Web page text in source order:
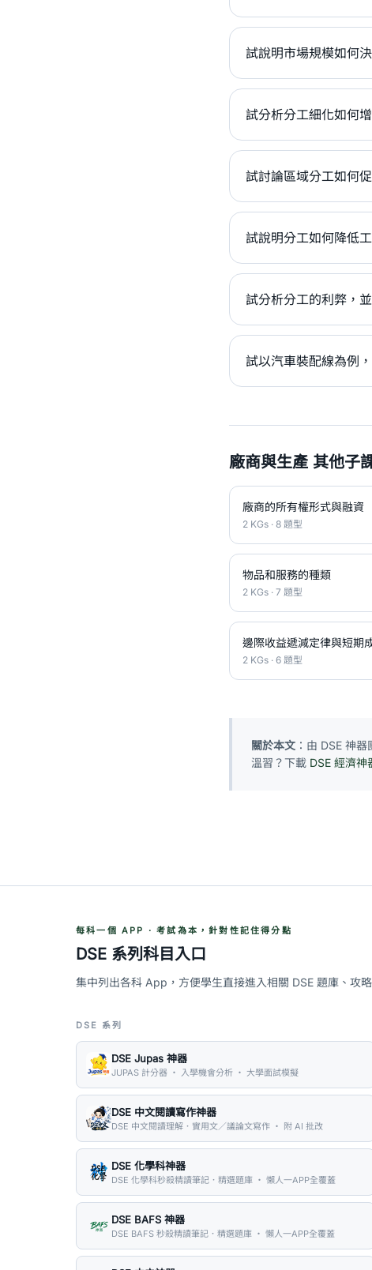
試說明市場規模如何
試分析分工細化如何
試討論區域分工如何
試說明分工如何降低
試分析分工的利弊，
試以汽車裝配線為例
廠商與生產 其他子
廠商的所有權形式與融資
2 KGs · 8 題型
物品和服務的種類
2 KGs · 7 題型
邊際收益遞減定律與短期
2 KGs · 6 題型
關於本文 ：由 DSE 神
溫習？下載 DSE 經濟神
每科一個 APP · 考試為本，針對性記住得分點
DSE 系列科目入口
集中列出各科 App，方便學生直接進入相關 DSE 題庫、攻略
DSE 系列
DSE Jupas 神器
JUPAS 計分器 ・ 入學機會分析 ・ 大學面試模擬
DSE 中文閱讀寫作神器
DSE 中文閱讀理解．實用文／議論文寫作 ・ 附 AI 批改
DSE 化學科神器
DSE 化學科秒殺精讀筆記．精選題庫 ・ 懶人一APP全覆蓋
DSE BAFS 神器
DSE BAFS 秒殺精讀筆記．精選題庫 ・ 懶人一APP全覆蓋